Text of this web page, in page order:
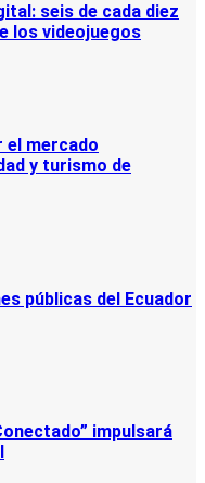
seis de cada diez
los videojuegos
el mercado
y turismo de
públicas del Ecuador
impulsará